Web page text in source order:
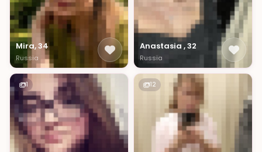
Mira, 34
Russia
Anastasia , 32
Russia
1 12